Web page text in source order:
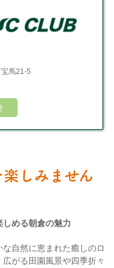
馬21-5
しみません
める朝倉の魅力
自然に恵まれた癒しのロ
がる田園風景や四季折々